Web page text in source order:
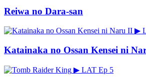
Reiwa no Dara-san
▶
Katainaka no Ossan Kensei ni
▶ LAT Ep 5